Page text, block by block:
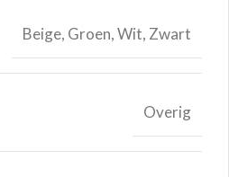
Beige, Groen, Wit, Zwart
Overig